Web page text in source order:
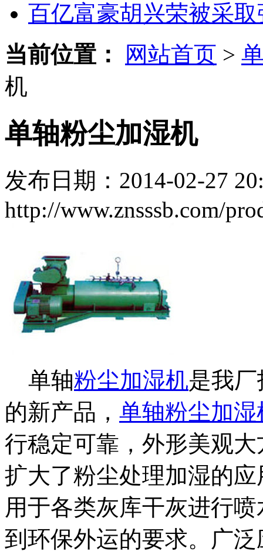
百亿富豪胡兴荣被采
当前位置：
网站首页 >
机
单轴粉尘加湿机
发布日期：2014-02-27
http://www.znsssb.com/
单轴粉尘加湿机是我
的新产品， 单轴粉尘加湿
行稳定可靠，外形美观
扩大了粉尘处理加湿的
用于各类灰库干灰进行
到环保外运的要求。广